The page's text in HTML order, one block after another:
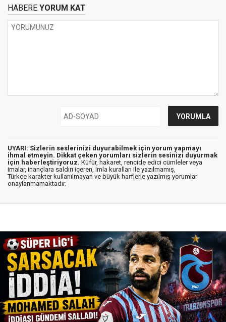
HABERE YORUM KAT
UYARI: Sizlerin seslerinizi duyurabilmek için yorum yapmayı
ihmal etmeyin. Dikkat çeken yorumları sizlerin sesinizi duyurmak
için haberleştiriyoruz. Küfür, hakaret, rencide edici cümleler veya
imalar, inançlara saldırı içeren, imla kuralları ile yazılmamış,
Türkçe karakter kullanılmayan ve büyük harflerle yazılmış yorumlar
onaylanmamaktadır.